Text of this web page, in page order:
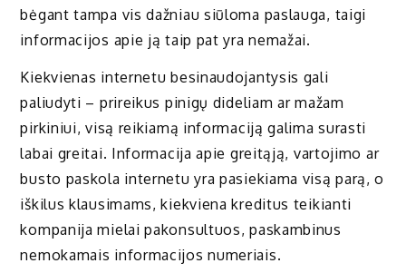
bėgant tampa vis dažniau siūloma paslauga, taigi
informacijos apie ją taip pat yra nemažai.
Kiekvienas internetu besinaudojantysis gali
paliudyti – prireikus pinigų dideliam ar mažam
pirkiniui, visą reikiamą informaciją galima surasti
labai greitai. Informacija apie greitąją, vartojimo ar
busto paskola internetu yra pasiekiama visą parą, o
iškilus klausimams, kiekviena kreditus teikianti
kompanija mielai pakonsultuos, paskambinus
nemokamais informacijos numeriais.